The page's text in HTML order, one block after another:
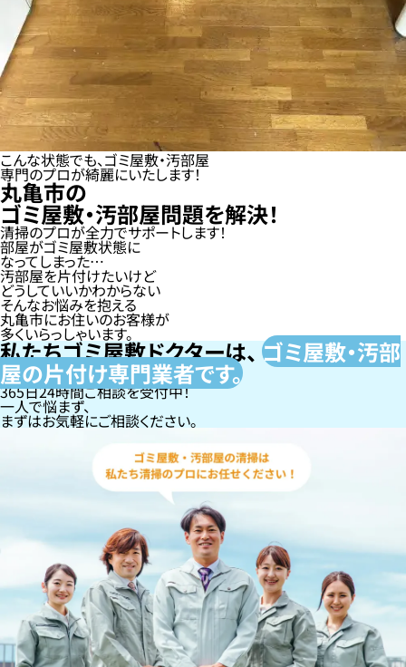
こんな状態でも、ゴミ屋敷・汚部屋
専門のプロが綺麗にいたします！
丸亀市の
ゴミ屋敷・汚部屋問題を解決！
清掃のプロが全力でサポートします！
部屋がゴミ屋敷状態に
なってしまった…
汚部屋を片付けたいけど
どうしていいかわからない
そんなお悩みを抱える
丸亀市にお住いのお客様が
多くいらっしゃいます。
私たちゴミ屋敷ドクターは、ゴミ屋敷・汚部
屋の片付け専門業者です。
365日24時間ご相談を受付中！
一人で悩まず、
まずはお気軽にご相談ください。